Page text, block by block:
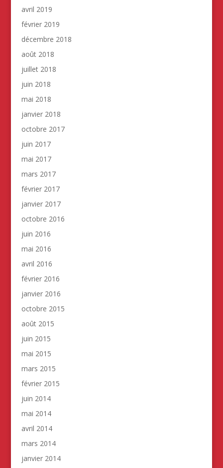
avril 2019
février 2019
décembre 2018
août 2018
juillet 2018
juin 2018
mai 2018
janvier 2018
octobre 2017
juin 2017
mai 2017
mars 2017
février 2017
janvier 2017
octobre 2016
juin 2016
mai 2016
avril 2016
février 2016
janvier 2016
octobre 2015
août 2015
juin 2015
mai 2015
mars 2015
février 2015
juin 2014
mai 2014
avril 2014
mars 2014
janvier 2014